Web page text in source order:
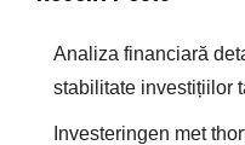
Analiza financiară
stabilitate investițiilor
Investeringen met